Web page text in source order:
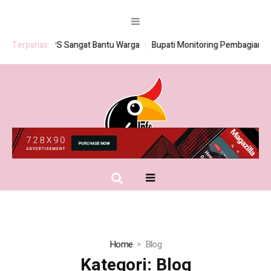
Terpanas:
Sangat Bantu Warga Bupati Monitoring Pembagian Seragam
Home Blog
Kategori: Blog